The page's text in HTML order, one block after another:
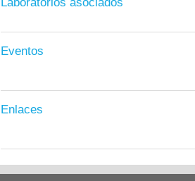
Eventos
Enlaces